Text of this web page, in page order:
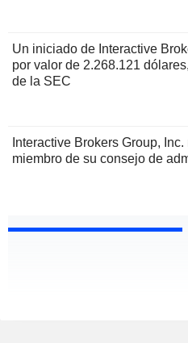
Un iniciado de Interactive
por valor de 2.268.121
de la SEC
Interactive Brokers Group,
miembro de su consejo de